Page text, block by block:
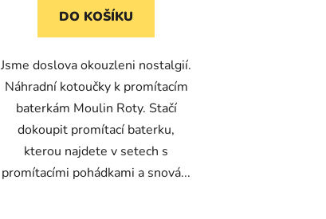
DO KOŠÍKU
Jsme doslova okouzleni nostalgií.
Náhradní kotoučky k promítacím
baterkám Moulin Roty. Stačí
dokoupit promítací baterku,
kterou najdete v setech s
promítacími pohádkami a snová...